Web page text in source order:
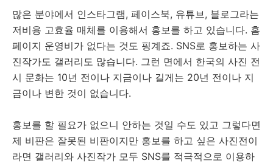
많은 분야에서 인스타그램, 페이스북, 유튜브, 블로그라는
저비용 고효율 매체를 이용해서 홍보를 하고 있습니다. 홈
페이지 운영비가 없다는 것도 핑계죠. SNS로 홍보하는 사
진작가도 갤러리도 많습니다. 그런 면에서 한국의 사진 전
시 문화는 10년 전이나 지금이나 길게는 20년 전이나 지
금이나 변한 것이 없습니다.
홍보를 할 필요가 없으니 안하는 것일 수도 있고 그렇다면
제 비판은 잘못된 비판이지만 홍보를 하고 싶은 사진전이
라면 갤러리와 사진작가 모두 SNS를 적극적으로 이용하